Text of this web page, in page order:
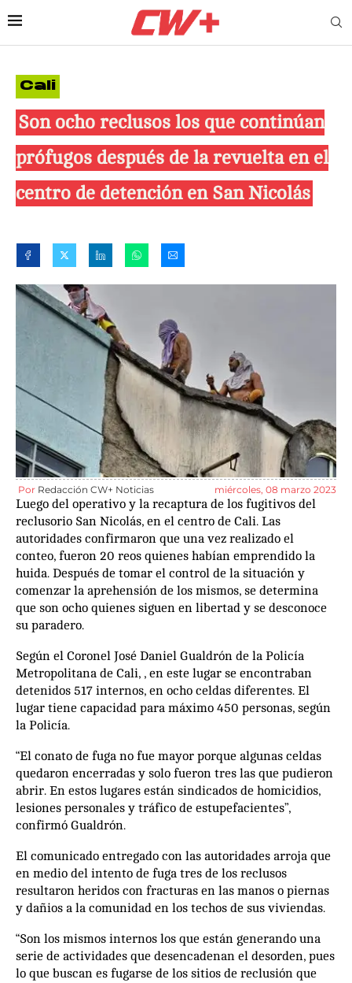
Cali
Son ocho reclusos los que continúan
prófugos después de la revuelta en el
centro de detención en San Nicolás
Por Redacción CW+ Noticias miércoles, 08 marzo 2023
Luego del operativo y la recaptura de los fugitivos del
reclusorio San Nicolás, en el centro de Cali. Las
autoridades confirmaron que una vez realizado el
conteo, fueron 20 reos quienes habían emprendido la
huida. Después de tomar el control de la situación y
comenzar la aprehensión de los mismos, se determina
que son ocho quienes siguen en libertad y se desconoce
su paradero.
Según el Coronel José Daniel Gualdrón de la Policía
Metropolitana de Cali, , en este lugar se encontraban
detenidos 517 internos, en ocho celdas diferentes. El
lugar tiene capacidad para máximo 450 personas, según
la Policía.
“El conato de fuga no fue mayor porque algunas celdas
quedaron encerradas y solo fueron tres las que pudieron
abrir. En estos lugares están sindicados de homicidios,
lesiones personales y tráfico de estupefacientes”,
confirmó Gualdrón.
El comunicado entregado con las autoridades arroja que
en medio del intento de fuga tres de los reclusos
resultaron heridos con fracturas en las manos o piernas
y dañios a la comunidad en los techos de sus viviendas.
“Son los mismos internos los que están generando una
serie de actividades que desencadenan el desorden, pues
lo que buscan es fugarse de los sitios de reclusión que